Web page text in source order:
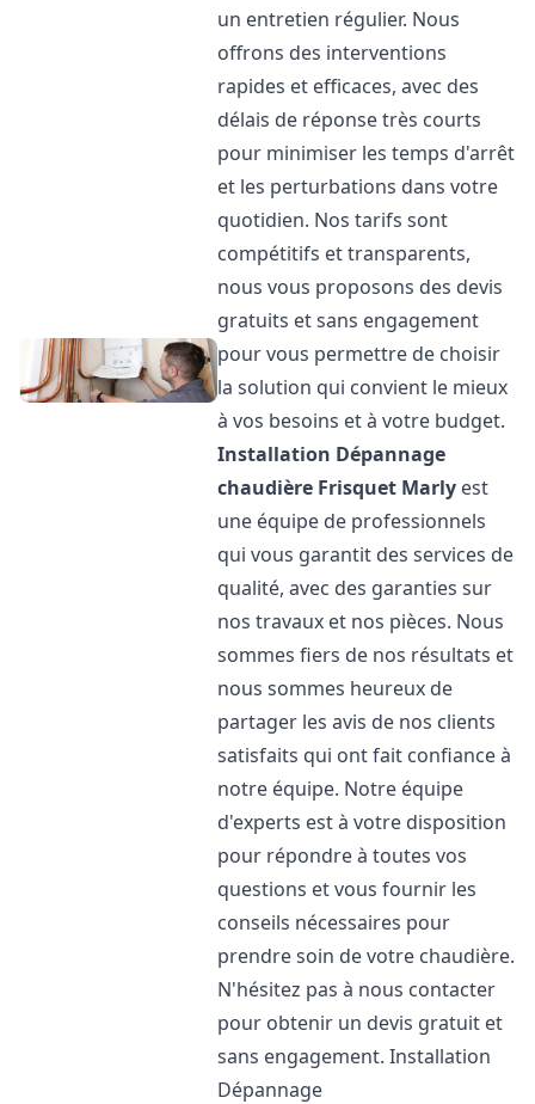
un entretien régulier. Nous
offrons des interventions
rapides et efficaces, avec des
délais de réponse très courts
pour minimiser les temps d'arrêt
et les perturbations dans votre
quotidien. Nos tarifs sont
compétitifs et transparents,
nous vous proposons des devis
gratuits et sans engagement
pour vous permettre de choisir
la solution qui convient le mieux
à vos besoins et à votre budget.
Installation Dépannage
chaudière Frisquet Marly est
une équipe de professionnels
qui vous garantit des services de
qualité, avec des garanties sur
nos travaux et nos pièces. Nous
sommes fiers de nos résultats et
nous sommes heureux de
partager les avis de nos clients
satisfaits qui ont fait confiance à
notre équipe. Notre équipe
d'experts est à votre disposition
pour répondre à toutes vos
questions et vous fournir les
conseils nécessaires pour
prendre soin de votre chaudière.
N'hésitez pas à nous contacter
pour obtenir un devis gratuit et
sans engagement. Installation
Dépannage